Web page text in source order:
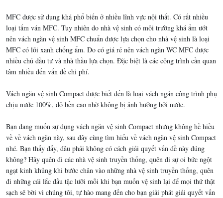
MFC được sử dụng khá phổ biến ở nhiều lĩnh vực nội thất. Có rất nhiều
loại tấm ván MFC. Tuy nhiên do nhà vệ sinh có môi trường khá ẩm ướt
nên vách ngăn vệ sinh MFC chuẩn được lựa chọn cho nhà vệ sinh là loại
MFC có lõi xanh chống ẩm. Do có giá rẻ nên vách ngăn WC MFC được
nhiều chủ đầu tư và nhà thầu lựa chọn. Đặc biệt là các công trình cần quan
tâm nhiều đến vấn đề chi phí.
Vách ngăn vệ sinh Compact được biết đến là loại vách ngăn công trình phụ
chịu nước 100%, độ bền cao nhờ không bị ảnh hưởng bởi nước.
Bạn đang muốn sự dụng vách ngăn vệ sinh Compact nhưng không hề hiều
về về vách ngăn này, sau đây cùng tìm hiểu về vách ngăn vệ sinh Compact
nhé. Bạn thấy đấy, đâu phải không có cách giải quyết vấn đề này đúng
không? Hãy quên đi các nhà vệ sinh truyền thống, quên đi sự oi bức ngột
ngạt kinh khủng khi bước chân vào những nhà vệ sinh truyền thống, quên
đi những cái lắc đầu tặc lưỡi mỗi khi bạn muốn vệ sinh lại để mọi thứ thật
sạch sẽ bời vì chúng tôi, tự hào mang đến cho bạn giải phát giải quyết vấn